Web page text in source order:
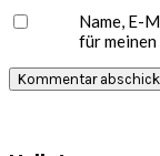
Name, E-
für